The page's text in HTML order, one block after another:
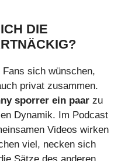
DIE
sich wünschen,
privat zusammen.
sporrer ein paar zu
Dynamik. Im Podcast
Videos wirken
viel, necken sich